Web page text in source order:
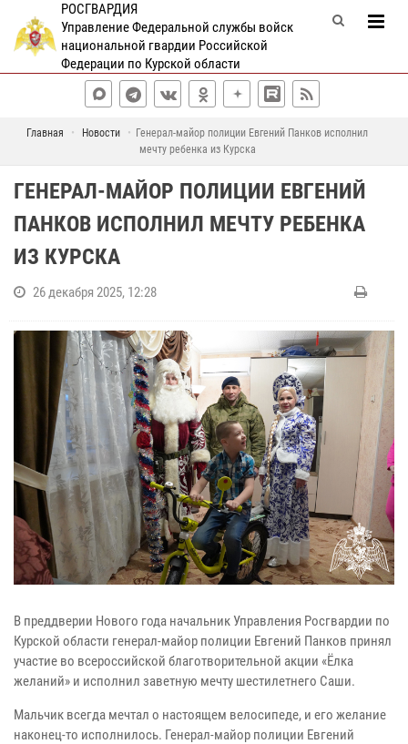
РОСГВАРДИЯ
Управление Федеральной службы войск
национальной гвардии Российской
Федерации по Курской области
Главная Новости
Генерал-майор полиции Евгений Панков исполнил
мечту ребенка из Курска
ГЕНЕРАЛ-МАЙОР ПОЛИЦИИ ЕВГЕНИЙ
ПАНКОВ ИСПОЛНИЛ МЕЧТУ РЕБЕНКА
ИЗ КУРСКА
26 декабря 2025, 12:28
В преддверии Нового года начальник Управления Росгвардии по
Курской области генерал-майор полиции Евгений Панков принял
участие во всероссийской благотворительной акции «Ёлка
желаний» и исполнил заветную мечту шестилетнего Саши.
Мальчик всегда мечтал о настоящем велосипеде, и его желание
наконец-то исполнилось. Генерал-майор полиции Евгений